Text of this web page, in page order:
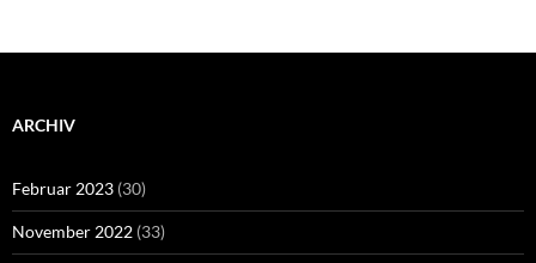
ARCHIV
Februar 2023 (30)
November 2022 (33)